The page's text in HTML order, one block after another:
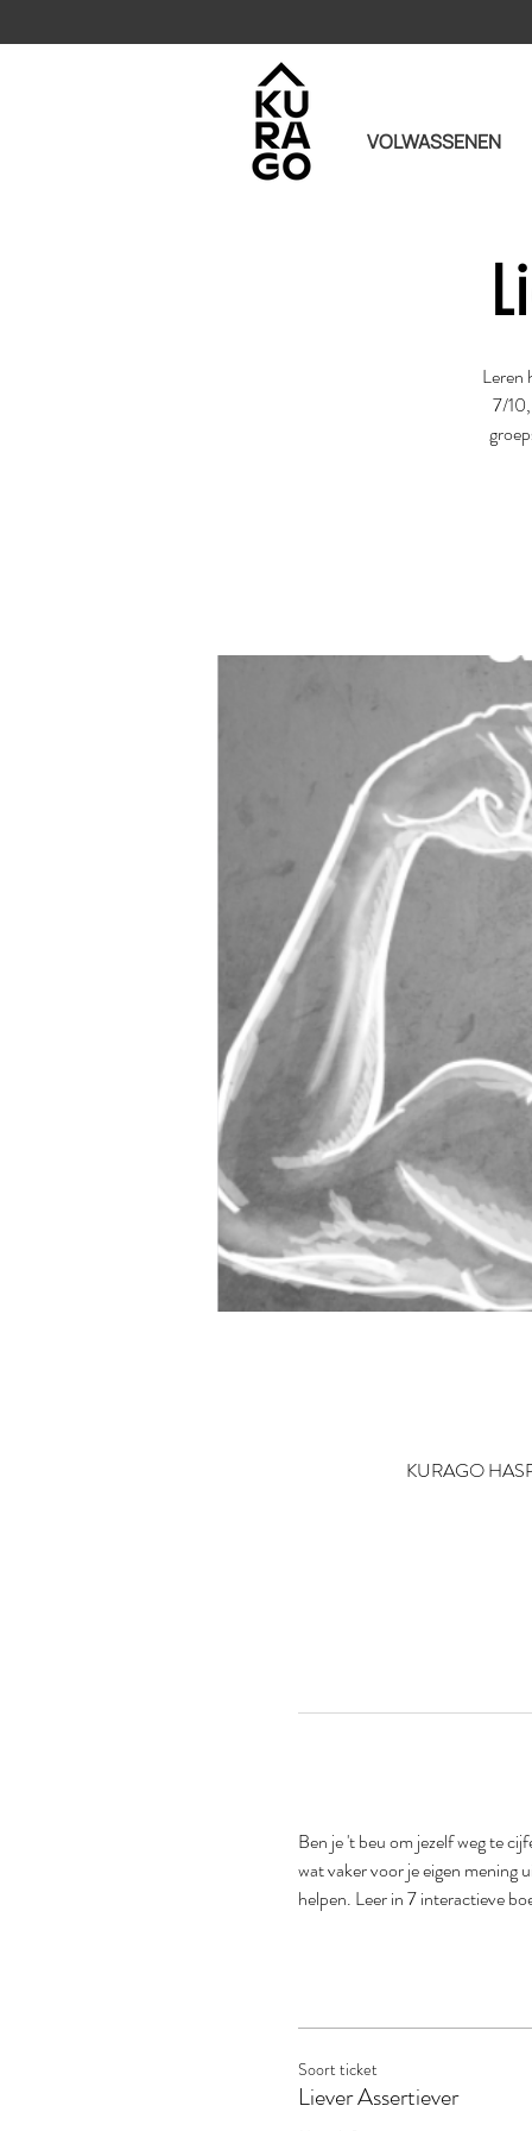
VOLWASSENEN
Leren
7/
KURAGO
Ben je 't beu om jezelf weg te
wat vaker voor je eigen mening
helpen. Leer in 7 interactieve
Soort ticket
Liever Assertiever